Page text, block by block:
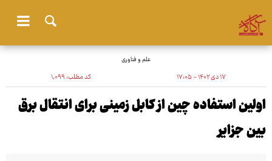
علم و فناوری
۱۷ دی ۱۴۰۲ - ۱۷:۰۵ کد مطلب:۱٬۰۹۹
اولین استفاده چین از کابل زمینی برای انتقال برق
بین جزایر